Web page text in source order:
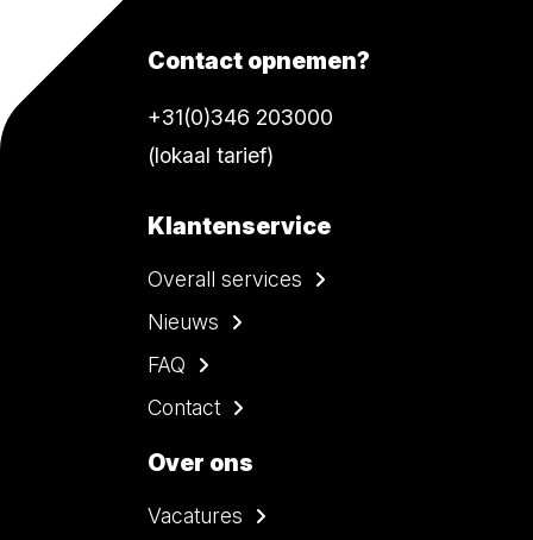
Contact opnemen?
+31(0)346 203000
(lokaal tarief)
Klantenservice
Overall services
Nieuws
FAQ
Contact
Over ons
Vacatures